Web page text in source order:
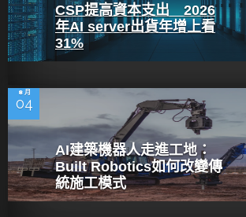
CSP提高資本支出 2026
年AI server出貨年增上看
31%
8 月
04
AI建築機器人走進工地：
Built Robotics如何改變傳
統施工模式